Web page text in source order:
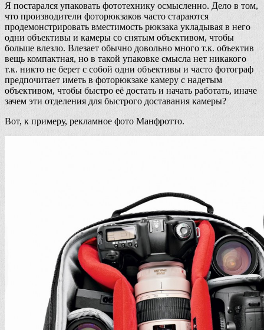
Я постарался упаковать фототехнику осмысленно. Дело в том,
что производители фоторюкзаков часто стараются
продемонстрировать вместимость рюкзака укладывая в него
одни объективы и камеры со снятым объективом, чтобы
больше влезло. Влезает обычно довольно много т.к. объектив
вещь компактная, но в такой упаковке смысла нет никакого
т.к. никто не берет с собой одни объективы и часто фотограф
предпочитает иметь в фоторюкзаке камеру с надетым
объективом, чтобы быстро её достать и начать работать, иначе
зачем эти отделения для быстрого доставания камеры?
Вот, к примеру, рекламное фото Манфротто.